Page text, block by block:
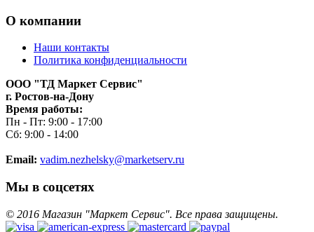
О компании
Наши контакты
Политика конфиденциальности
ООО "ТД Маркет Сервис"
г. Ростов-на-Дону
Время работы:
Пн - Пт: 9:00 - 17:00
Сб: 9:00 - 14:00
Email: vadim.nezhelsky@marketserv.ru
Мы в соцсетях
© 2016 Магазин "Маркет Сервис". Все права защищены.